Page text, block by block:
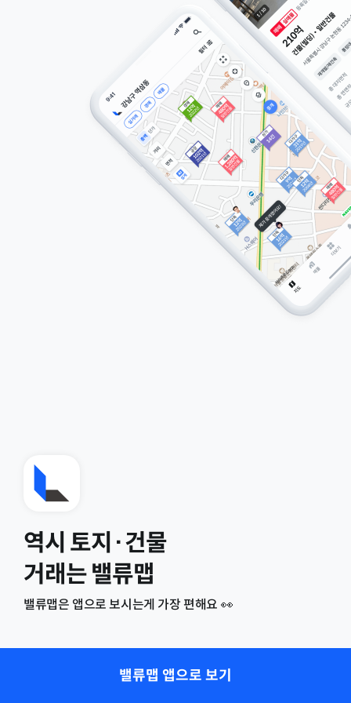
역시 토지·건물
거래는 밸류맵
밸류맵은 앱으로 보시는게 가장 편해요 👀
밸류맵 앱으로 보기